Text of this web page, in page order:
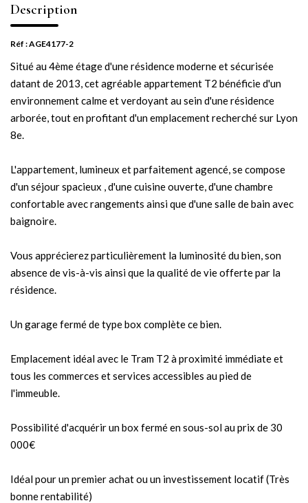
Nous rejoindre
VENDRE
Nos biens vendus
CONTACT
Description
Réf : AGE4177-2
Situé au 4ème étage d'une résidence moderne et sécurisée
datant de 2013, cet agréable appartement T2 bénéficie d'un
environnement calme et verdoyant au sein d'une résidence
arborée, tout en profitant d'un emplacement recherché sur Lyon
8e.
L'appartement, lumineux et parfaitement agencé, se compose
d'un séjour spacieux , d'une cuisine ouverte, d'une chambre
confortable avec rangements ainsi que d'une salle de bain avec
baignoire.
Vous apprécierez particulièrement la luminosité du bien, son
absence de vis-à-vis ainsi que la qualité de vie offerte par la
résidence.
Un garage fermé de type box complète ce bien.
Emplacement idéal avec le Tram T2 à proximité immédiate et
tous les commerces et services accessibles au pied de
l'immeuble.
Possibilité d'acquérir un box fermé en sous-sol au prix de 30
000€
Idéal pour un premier achat ou un investissement locatif (Très
bonne rentabilité)